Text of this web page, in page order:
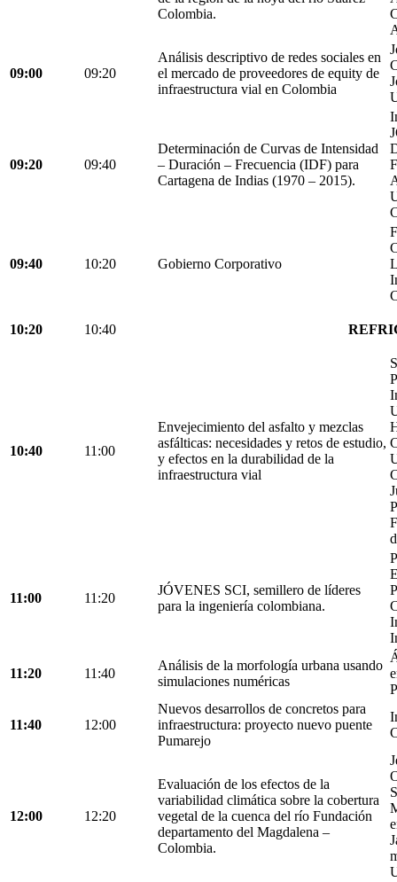
Colombia.
09:00 09:20
Análisis descriptivo de redes sociales en
el mercado de proveedores de equity de
infraestructura vial en Colombia
09:20 09:40
Determinación de Curvas de Intensidad
– Duración – Frecuencia (IDF) para
Cartagena de Indias (1970 – 2015).
09:40 10:20 Gobierno Corporativo
10:20 10:40
10:40 11:00
Envejecimiento del asfalto y mezclas
asfálticas: necesidades y retos de estudio,
y efectos en la durabilidad de la
infraestructura vial
11:00 11:20
JÓVENES SCI, semillero de líderes
para la ingeniería colombiana.
11:20 11:40
Análisis de la morfología urbana usando
simulaciones numéricas
11:40 12:00
Nuevos desarrollos de concretos para
infraestructura: proyecto nuevo puente
Pumarejo
12:00 12:20
Evaluación de los efectos de la
variabilidad climática sobre la cobertura
vegetal de la cuenca del río Fundación
departamento del Magdalena –
Colombia.